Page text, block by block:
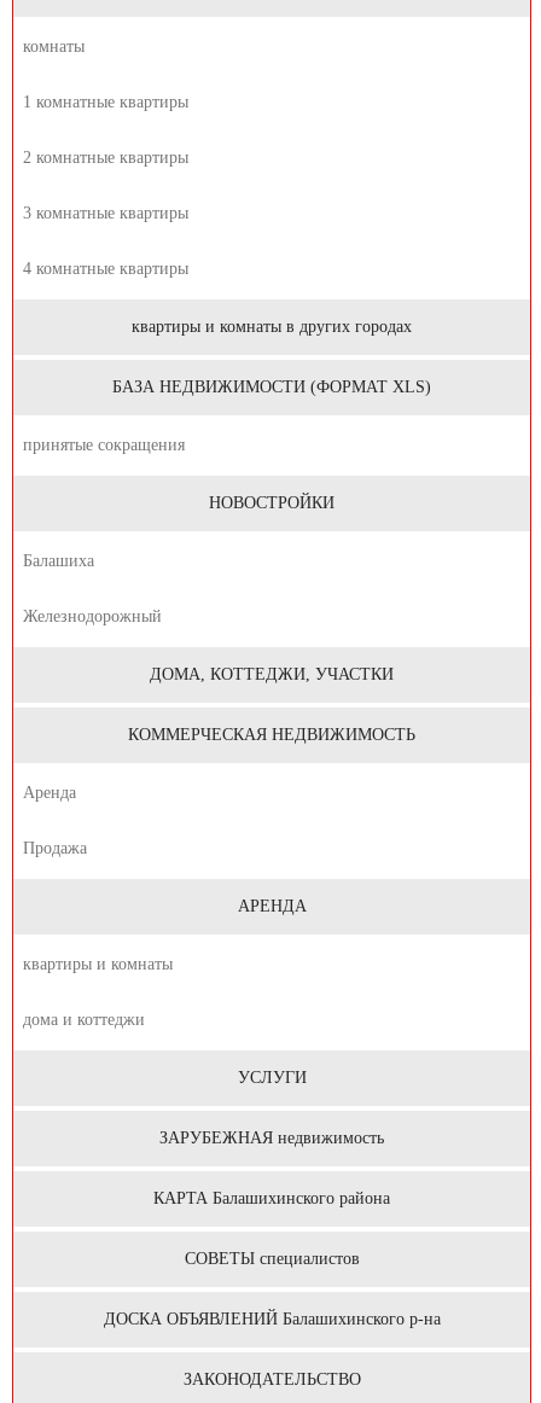
комнаты
1 комнатные квартиры
2 комнатные квартиры
3 комнатные квартиры
4 комнатные квартиры
квартиры и комнаты в других городах
БАЗА НЕДВИЖИМОСТИ (ФОРМАТ XLS)
принятые сокращения
НОВОСТРОЙКИ
Балашиха
Железнодорожный
ДОМА, КОТТЕДЖИ, УЧАСТКИ
КОММЕРЧЕСКАЯ НЕДВИЖИМОСТЬ
Аренда
Продажа
АРЕНДА
квартиры и комнаты
дома и коттеджи
УСЛУГИ
ЗАРУБЕЖНАЯ недвижимость
КАРТА Балашихинского района
СОВЕТЫ специалистов
ДОСКА ОБЪЯВЛЕНИЙ Балашихинского р-на
ЗАКОНОДАТЕЛЬСТВО